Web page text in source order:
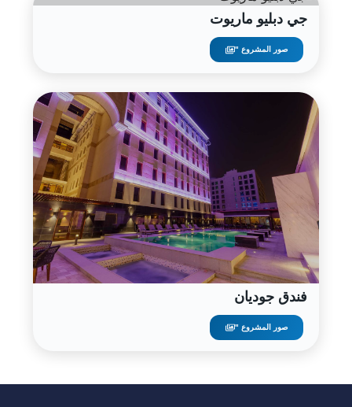
جي دبليو ماريوت
صور المشروع "
فندق جوديان
صور المشروع "